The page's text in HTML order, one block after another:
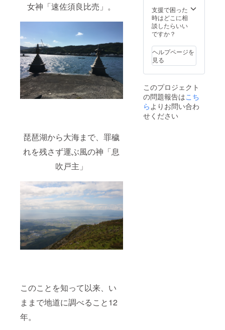
女神「速佐須良比売」。
琵琶湖から大海まで、罪穢
れを残さず運ぶ風の神「息
吹戸主」
このことを知って以来、い
ままで地道に調べること12
年。
ナル神
様キャ
ラ 手
作り御
朱印
帳 １
神様
キャラ
をお選
びいた
だけま
す！
※裏面に
支援で困った
時はどこに相
談したらいい
ですか？
ヘルプページを
見る
このプロジェクト
の問題報告はこち
ら よりお問い合わ
せください